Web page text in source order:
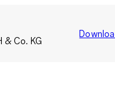
& Co. KG